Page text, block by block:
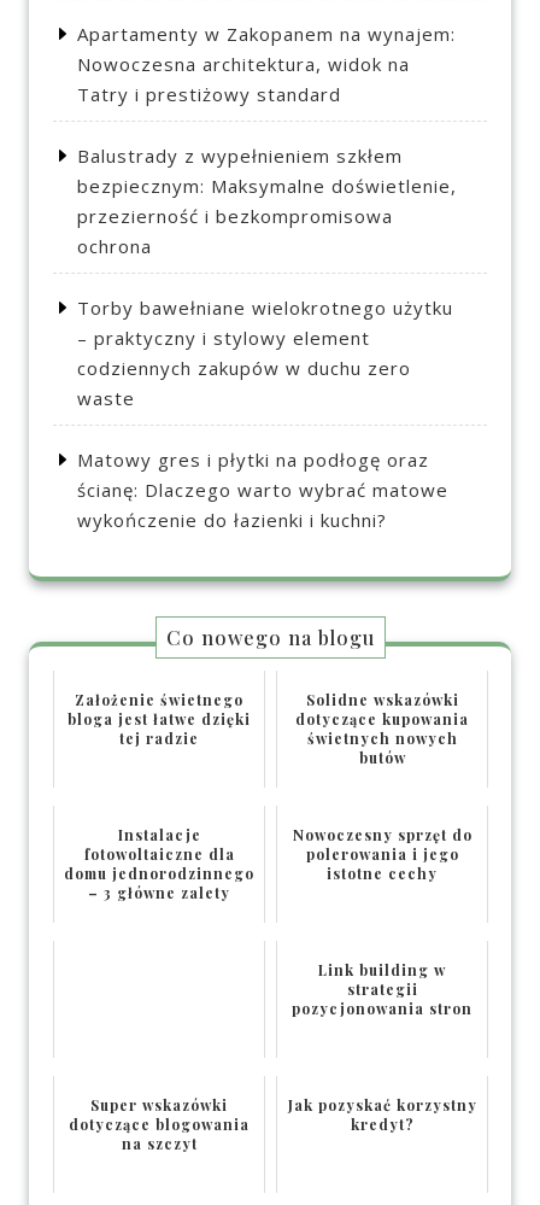
Apartamenty w Zakopanem na wynajem:
Nowoczesna architektura, widok na
Tatry i prestiżowy standard
Balustrady z wypełnieniem szkłem
bezpiecznym: Maksymalne doświetlenie,
przezierność i bezkompromisowa
ochrona
Torby bawełniane wielokrotnego użytku
– praktyczny i stylowy element
codziennych zakupów w duchu zero
waste
Matowy gres i płytki na podłogę oraz
ścianę: Dlaczego warto wybrać matowe
wykończenie do łazienki i kuchni?
Co nowego na blogu
Założenie świetnego
bloga jest łatwe dzięki
tej radzie
Solidne wskazówki
dotyczące kupowania
świetnych nowych
butów
Instalacje
fotowoltaiczne dla
domu jednorodzinnego
– 3 główne zalety
Nowoczesny sprzęt do
polerowania i jego
istotne cechy
Link building w
strategii
pozycjonowania stron
Super wskazówki
dotyczące blogowania
na szczyt
Jak pozyskać korzystny
kredyt?